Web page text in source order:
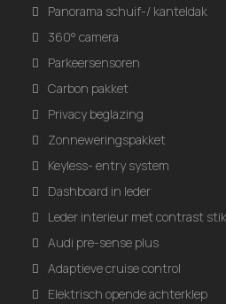
Panorama schuif-/ kanteldak
360° camera
Parkeersensoren
Carbon pakket
Privacy beglazing
Zonneweringspakket
Keyless- entry system
Dashboard in leder
Leder interieur met contrast
Audi pre-sense plus
Adaptieve cruise control
Elektrisch opende achterklep